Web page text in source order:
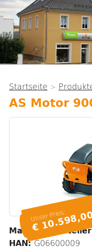
sind
hier
Startseite >
AS Motor
Unser Preis:
€
Marke /
HAN:G06600009